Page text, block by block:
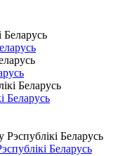
Беларусь
Беларусь